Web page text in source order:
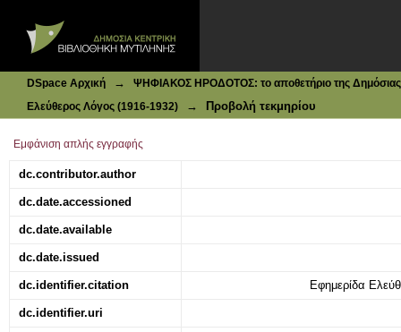
DSpace Αρχική →
ΨΗΦΙΑΚΟΣ ΗΡΟΔΟΤΟΣ: το αποθετήριο της Δημόσιας
Ελεύθερος Λόγος (1916-1932)
→ Προβολή τεκμηρίου
Εμφάνιση απλής εγγραφής
dc.contributor.author
dc.date.accessioned
dc.date.available
dc.date.issued
dc.identifier.citation Εφημερίδα
dc.identifier.uri